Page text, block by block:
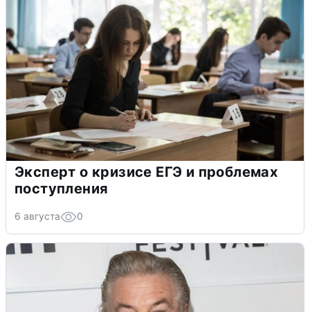
Эксперт о кризисе ЕГЭ и проблемах
поступления
6 августа 0